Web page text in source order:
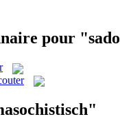
pour